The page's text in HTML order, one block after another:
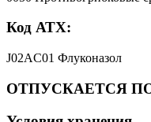
Код АТХ:
J02AC01 Флуконазол
ОТПУСКАЕТСЯ